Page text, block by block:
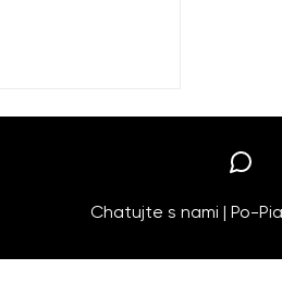
Chatujte s nami | Po-